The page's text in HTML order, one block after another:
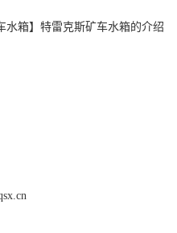
水箱】特雷克斯矿车水箱的介绍